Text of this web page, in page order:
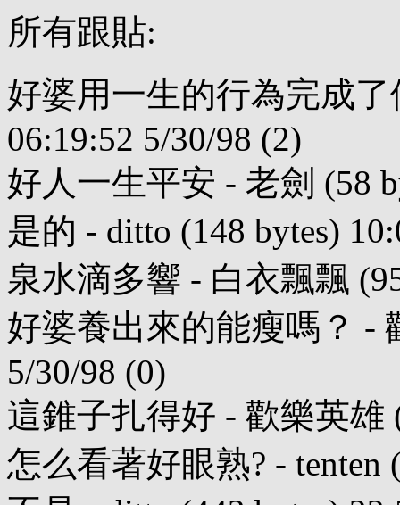
所有跟貼:
好婆用一生的行為完成了
06:19:52 5/30/98 (2)
好人一生平安 - 老劍 (58
是的 - ditto (148 bytes)
泉水滴多響 - 白衣飄飄
好婆養出來的能瘦嗎？ -
5/30/98 (0)
這錐子扎得好 - 歡樂英雄
怎么看著好眼熟? - tenten